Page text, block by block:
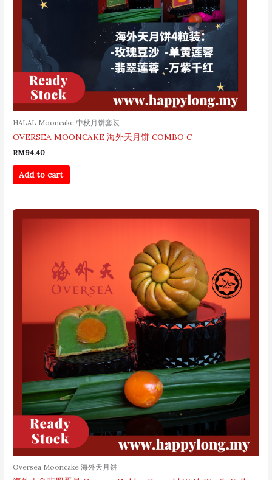
HALAL Mooncake 中秋月饼套装
OVERSEA MOONCAKE 海外天月饼 COMBO C
RM94.40
Add to cart
Oversea Mooncake 海外天月饼